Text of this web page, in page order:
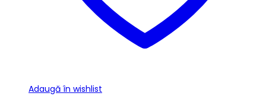
Adaugă în wishlist